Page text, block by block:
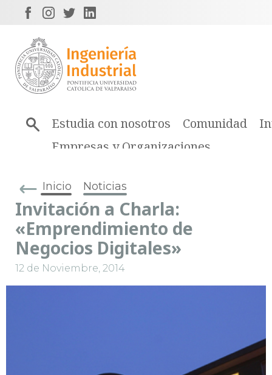
Estudia con nosotros Comunidad
Empresas y Organizaciones
Inicio Noticias
Invitación a Charla:
«Emprendimiento de
Negocios Digitales»
12 de Noviembre, 2014